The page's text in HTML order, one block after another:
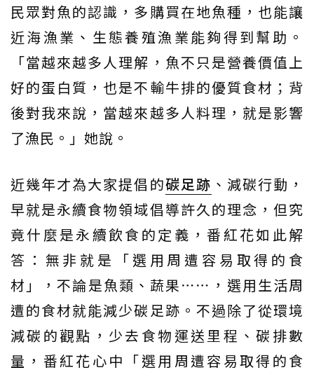
民眾對魚的認識，多購買在地魚種，也能讓
近海漁業、生態養殖漁業能夠得到幫助。
「當越來越多人理解，魚不只是營養價值上
好的蛋白質，也是不輸牛排的優質食材；背
後對我來說，當越來越多人料理，就是影響
了漁民。」她說。
近幾年才為大家提倡的碳足跡 、減碳行動，
早就是永續食物領域倡導許久的理念，但究
竟什麼是永續飲食的定義，番紅花如此解
答：無非就是「選用周遭容易取得的食
材」，不論是魚類、蔬果⋯⋯，選用生活周
遭的食材就能減少碳足跡。不過除了從環境
減碳的觀點，少去食物運送里程、碳排數
量，番紅花心中「選用周遭容易取得的食